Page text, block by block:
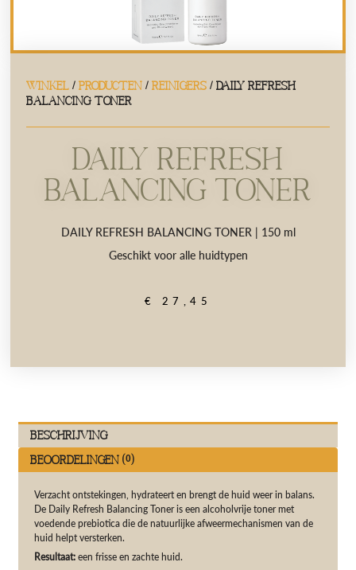
WINKEL /PRODUCTEN /REINIGERS / DAILY REFRESH
BALANCING TONER
DAILY REFRESH
BALANCING TONER
DAILY REFRESH BALANCING TONER | 150 ml
Geschikt voor alle huidtypen
€ 27,45
Beschrijving
Beoordelingen (0)
Verzacht ontstekingen, hydrateert en brengt de huid weer in balans.
De Daily Refresh Balancing Toner is een alcoholvrije toner met
voedende prebiotica die de natuurlijke afweermechanismen van de
huid helpt versterken.
Resultaat: een frisse en zachte huid.